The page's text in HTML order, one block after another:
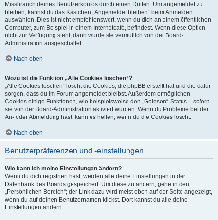
Missbrauch deines Benutzerkontos durch einen Dritten. Um angemeldet zu
bleiben, kannst du das Kästchen „Angemeldet bleiben“ beim Anmelden
auswählen. Dies ist nicht empfehlenswert, wenn du dich an einem öffentlichen
Computer, zum Beispiel in einem Internetcafé, befindest. Wenn diese Option
nicht zur Verfügung steht, dann wurde sie vermutlich von der Board-
Administration ausgeschaltet.
Nach oben
Wozu ist die Funktion „Alle Cookies löschen“?
„Alle Cookies löschen“ löscht die Cookies, die phpBB erstellt hat und die dafür
sorgen, dass du im Forum angemeldet bleibst. Außerdem ermöglichen
Cookies einige Funktionen, wie beispielsweise den „Gelesen“-Status – sofern
sie von der Board-Administration aktiviert wurden. Wenn du Probleme bei der
An- oder Abmeldung hast, kann es helfen, wenn du die Cookies löscht.
Nach oben
Benutzerpräferenzen und -einstellungen
Wie kann ich meine Einstellungen ändern?
Wenn du dich registriert hast, werden alle deine Einstellungen in der
Datenbank des Boards gespeichert. Um diese zu ändern, gehe in den
„Persönlichen Bereich“; der Link dazu wird meist oben auf der Seite angezeigt,
wenn du auf deinen Benutzernamen klickst. Dort kannst du alle deine
Einstellungen ändern.